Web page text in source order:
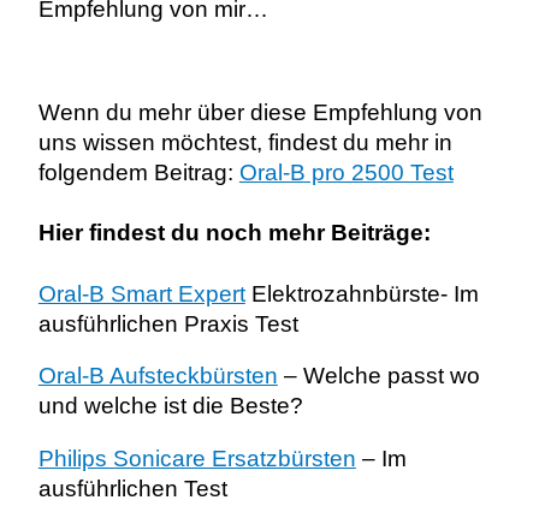
Empfehlung von mir…
Wenn du mehr über diese Empfehlung von
uns wissen möchtest, findest du mehr in
folgendem Beitrag: Oral-B pro 2500 Test
Hier findest du noch mehr Beiträge:
Oral-B Smart ExpertElektrozahnbürste- Im
ausführlichen Praxis Test
Oral-B Aufsteckbürsten – Welche passt wo
und welche ist die Beste?
Philips Sonicare Ersatzbürsten – Im
ausführlichen Test